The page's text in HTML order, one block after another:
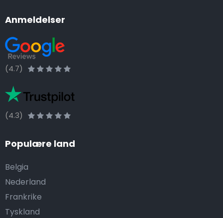
Anmeldelser
(4.7)
(4.3)
Populære land
Belgia
Nederland
Frankrike
Tyskland